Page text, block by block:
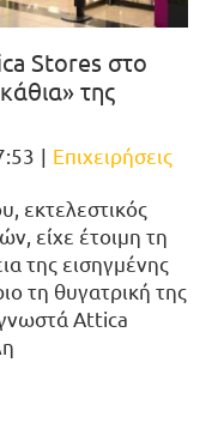
Stores στο
της
| Επιχειρήσεις
εκτελεστικός
είχε έτοιμη τη
της εισηγμένης
τη θυγατρική της
Attica